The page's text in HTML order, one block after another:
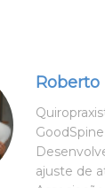
ajuste de